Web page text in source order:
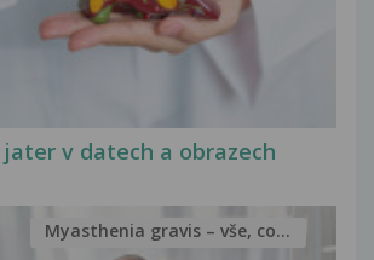
v datech a obrazech
Myasthenia gravis – vše, co...